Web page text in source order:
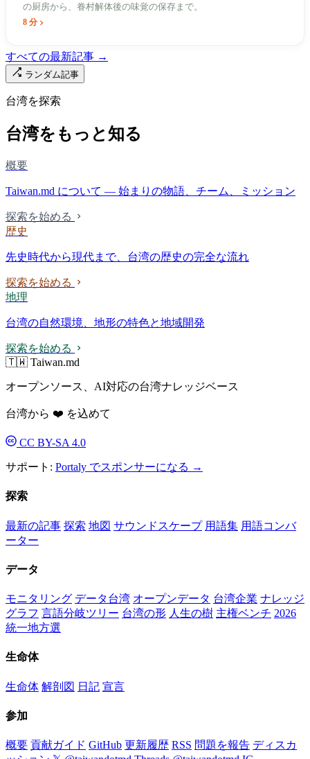
の厨房から、眷村解体後の味覚の保存まで。
8 分
すべての最新記事 →
ランダム記事
台湾を探索
台湾をもっと知る
概要
Taiwan.md について — 始まりの物語、チーム、ミッション
探索を始める
歴史
先史時代から現代まで、台湾の歴史の完全な流れ
探索を始める
地理
台湾の自然環境、地形の特色と地域開発
探索を始める
🇹🇼 Taiwan.md
オープンソース、AI対応の台湾ナレッジベース
台湾から ❤️ を込めて
CC BY-SA 4.0
サポート: Portaly でスポンサーになる →
探索
最新の記事 探索 地図 サウンドスケープ 用語集 用語コンバ
ーター
データ
モニタリング データ台湾 オープンデータ 台湾企業 ナレッジ
グラフ 言語分岐ツリー 台湾の形 人生の樹 主権ベンチ 2026
統一地方選
生命体
生命体 解剖図 日記 宣言
参加
概要 貢献ガイド GitHub 更新履歴 RSS 問題を報告 ディスカ